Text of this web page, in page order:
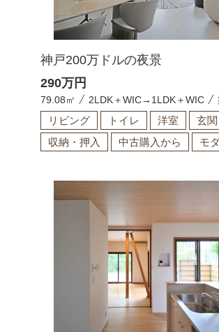
神戸200万ドルの夜景
290万円
79.08㎡ 2LDK＋WIC→1LDK＋WIC
リビング トイレ 洋室
玄
収納・押入
中古購入から モ